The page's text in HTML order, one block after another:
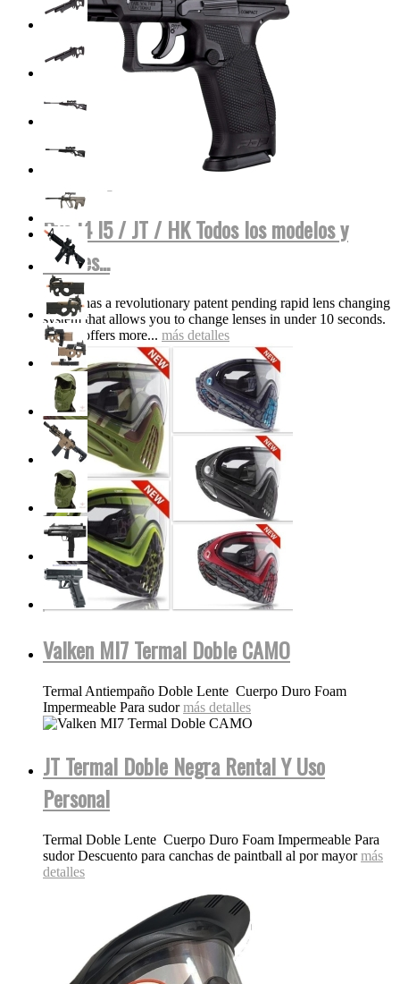
Dye I4 I5 / JT / HK Todos los modelos y
colores...
The i5 has a revolutionary patent pending rapid lens changing
system that allows you to change lenses in under 10 seconds.
The i5 offers more... más detalles
Valken MI7 Termal Doble CAMO
Termal Antiempaño Doble Lente Cuerpo Duro Foam
Impermeable Para sudormás detalles
JT Termal Doble Negra Rental Y Uso
Personal
Termal Doble Lente Cuerpo Duro Foam Impermeable Para
sudor Descuento para canchas de paintball al por mayormás
detalles